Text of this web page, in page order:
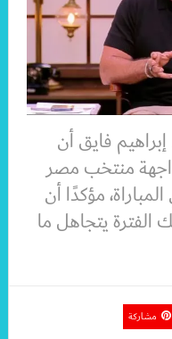
فايق أن
منتخب مصر
مؤكدًا أن
الفترة يتجاهل ما
مشاركة